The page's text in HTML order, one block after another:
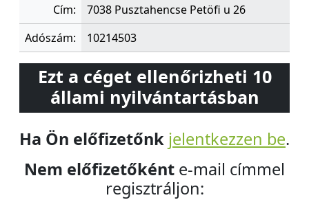
Cím:
7038 Pusztahencse Petöfi u 26
Adószám:
10214503
Ezt a céget ellenőrizheti 10
állami nyilvántartásban
Ha Ön előfizetőnk jelentkezzen be.
Nem előfizetőként e-mail címmel
regisztráljon: